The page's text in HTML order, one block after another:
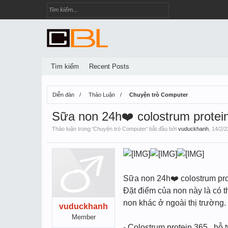
Diễn đàn Thảo Luận Chuyện trò Computer
Sữa non 24h❤️ colostrum
Thảo luận trong 'Chuyện trò Computer' bắt đầu bởi vuduckhanh 14/2/
vuduckhanh
Member
Sữa non 24h❤️ colostrum
Đặt điểm của non này là có
non khác ở ngoài thị trường.
Tìm kiếm Recent Posts